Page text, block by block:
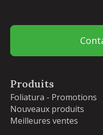
Produits
Foliatura - Promotions
Nouveaux produits
Meilleures ventes